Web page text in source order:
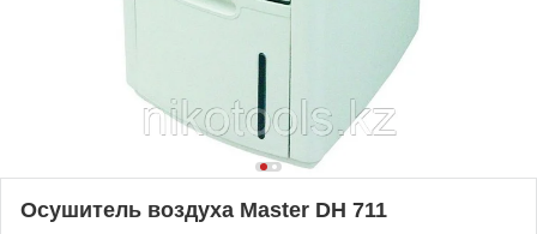
Осушитель воздуха Master DH 711